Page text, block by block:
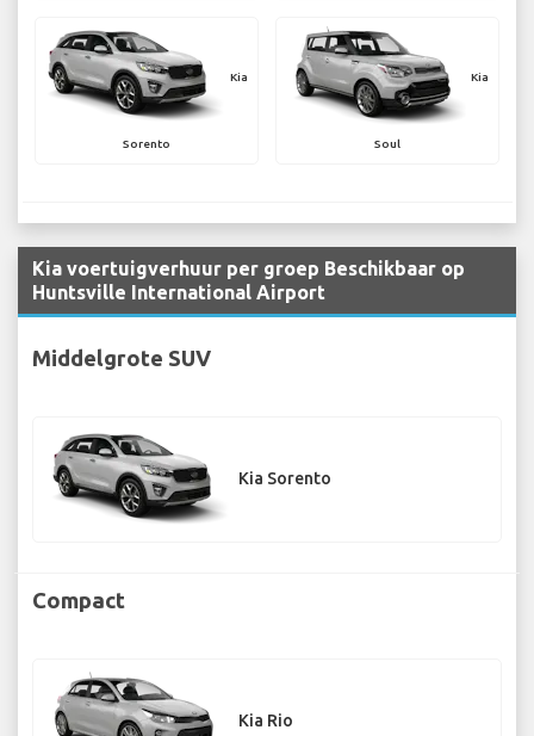
Kia
Sorento
Kia
Soul
Kia voertuigverhuur per groep Beschikbaar op
Huntsville International Airport
Middelgrote SUV
Kia Sorento
Compact
Kia Rio